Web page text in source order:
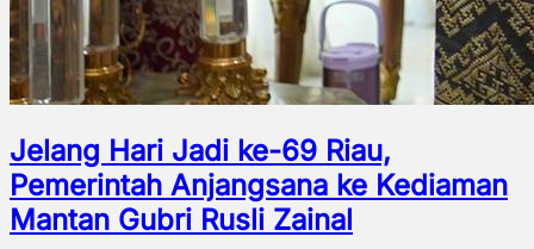
Jelang Hari Jadi ke-69 Riau,
Pemerintah Anjangsana ke Kediaman
Mantan Gubri Rusli Zainal